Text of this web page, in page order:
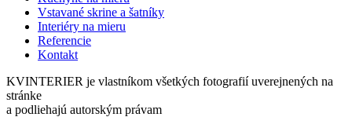
Vstavané skrine a šatníky
Interiéry na mieru
Referencie
Kontakt
KVINTERIER je vlastníkom všetkých fotografií uverejnených na
stránke
a podliehajú autorským právam